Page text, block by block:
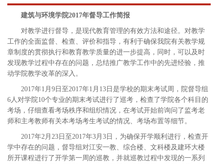
建筑与环境学院2017年督导工作简报
对教学进行督导，是现代教育管理的有效方法和途径。对教学
工作的全面监督、检查、评价和指导，有利于确保我院有关教学规
章制度的贯彻执行和教育教学质量的进一步提高，同时，可以及时
发现教学过程中存在的问题，总结推广教学工作中的先进经验，推
动学院教学改革的深入。
2017年1月9日至2017年1月13日是学校的期末考试周，院督导组
6人对学院10个专业的期末考试进行了巡考，检查了学院各个科目的
考场，仔细查看考场秩序和组织情况，在考试开始前询问了监考老
师和主考教师有关本考场考生考试的情况、考场布置等细节。
2017年2月23日至2017年3月3日，为确保开学顺利进行，检查开
学中存在的问题，督导组对江安一教、综合楼、文科楼及建环大楼
所开课程进行了开学第一周的巡教，并就巡教过程中发现的一系列